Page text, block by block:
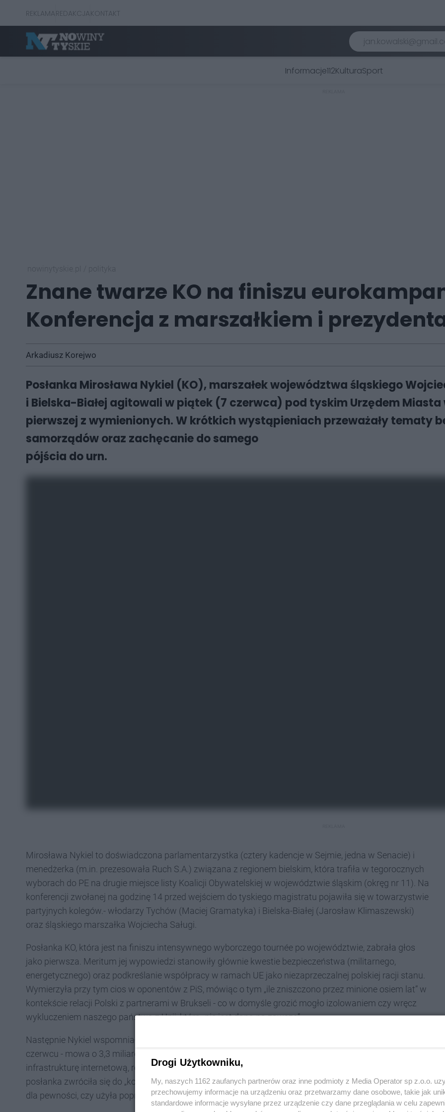
REKLAMAREDAKCJAKONTAKT
Informacje112KulturaSport
Znane twarze KO na finiszu
Konferencja z marszałkiem i
Arkadiusz Korejwo
Posłanka Mirosława Nykiel (KO), marszałek województwa śląskiego
i Bielska-Białej agitowali w piątek (7 czerwca) pod tyskim Urzędem
pierwszej z wymienionych. W krótkich wystąpieniach przeważały tematy
samorządów oraz zachęcanie do samego
pójścia do urn.
Mirosława Nykiel to doświadczona parlamentarzystka (cztery kadencje w Sejmie, jedna w Senacie) i
menedżerka (m.in. prezesowała Ruch S.A.) związana z regionem bielskim, która trafiła w tegorocznych
wyborach do PE na drugie miejsce listy Koalicji Obywatelskiej w województwie śląskim (okręg nr 11). Na
konferencji zwołanej na godzinę 14 przed wejściem do tyskiego magistratu pojawiła się w towarzystwie
partyjnych kolegów.- włodarzy Tychów (Maciej Gramatyka) i Bielska-Białej (Jarosław Klimaszewski)
oraz śląskiego marszałka Wojciecha Saługi.
Posłanka KO, która jest na finiszu intensywnego wyborczego tournée po województwie, zabrała głos
jako pierwsza. Meritum jej wypowiedzi stanowiły głównie kwestie bezpieczeństwa (militarnego,
energetycznego) oraz podkreślanie współpracy w ramach UE jako niezaprzeczalnej polskiej racji stanu.
Wymierzyła przy tym cios w oponentów z PiS, mówiąc o tym „ile zniszczono przez minione osiem lat” w
kontekście relacji Polski z partnerami w Brukseli - co w domyśle grozić mogło izolowaniem czy wręcz
wykluczeniem naszego państwa z Unii, która „nie jest dana na zawsze”.
Następnie Nykiel wspomniała o środkach z Krajowego Planu Odbudowy, które spłyną do kraju w
czerwcu - mowa o 3,3 miliarda złotych, które zostaną spożytkowane m.in. na nowe tramwaje,
infrastrukturę internetową, rozwój małych firm i planowanie przestrzenne. Kończąc wystąpienie
posłanka zwróciła się do „kochanych tyszan” by szli na wybory - po czym wzbudziła wesołość pytając
dla pewności, czy użyła poprawnej nazwy dla mieszkańców Tychów.
Drogi Użytkowniku,
My, naszych 1162 zaufanych partnerów oraz inne podmioty z Media Operator sp z.o.o.
przechowujemy informacje na urządzeniu oraz przetwarzamy dane osobowe, takie jak
standardowe informacje wysyłane przez urządzenie czy dane przeglądania w celu